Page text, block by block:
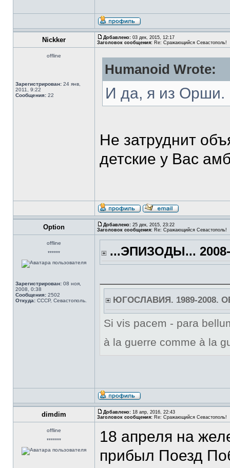
Nickker Добавлено: 03 дек, 2015, 12:17
Заголовок сообщения: Re: Сражающийся Севастополь!
offline
Зарегистрирован: 24 янв,
2011, 9:22
Сообщения: 22
Humanoid Wrote:
И да, я из Орши.
Не затруднит
детские у Вас
Option Добавлено: 25 дек, 2015, 23:22
Заголовок сообщения: Re: Сражающийся Севастополь!
offline
******
Зарегистрирован: 08 ноя,
2008, 0:38
Сообщения: 2502
Откуда: СССР, Севастополь.
...ЭПИЗОДЫ... 2008-
ЮГОСЛАВИЯ. 1989-2008.
Si vis pacem - para
à la guerre comme à la
dimdim Добавлено: 18 апр, 2016, 22:43
Заголовок сообщения: Re: Сражающийся Севастополь!
offline
*******
18 апреля на
прибыл Поезд